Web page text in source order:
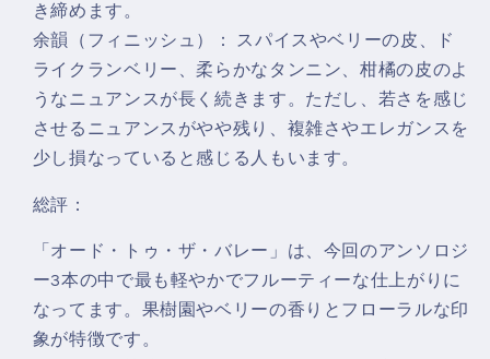
き締めます。
余韻（フィニッシュ）： スパイスやベリーの皮、ド
ライクランベリー、柔らかなタンニン、柑橘の皮のよ
うなニュアンスが長く続きます。ただし、若さを感じ
させるニュアンスがやや残り、複雑さやエレガンスを
少し損なっていると感じる人もいます。
総評：
「オード・トゥ・ザ・バレー」は、今回のアンソロジ
ー3本の中で最も軽やかでフルーティーな仕上がりに
なってます。果樹園やベリーの香りとフローラルな印
象が特徴です。